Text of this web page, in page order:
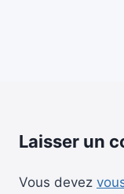
Laisser un
Vous devez